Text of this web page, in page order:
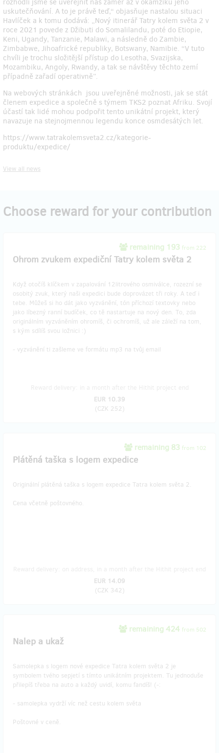
uskutečňování. A to je právě teď,“ objasňuje nastalou situaci
Havlíček a k tomu dodává: „Nový itinerář Tatry kolem světa 2 v
roce 2021 povede z Džibuti do Somalilandu, poté do Etiopie,
Keni, Ugandy, Tanzanie, Malawi, a následně do Zambie,
Zimbabwe, Jihoafrické republiky, Botswany, Namibie. “V tuto
chvíli je trochu složitější přístup do Lesotha, Svazijska,
Mozambiku, Angoly, Rwandy, a tak se návštěvy těchto zemí
případně zařadí operativně”.
Na webových stránkách jsou uveřejněné možnosti, jak se stát
členem expedice a společně s týmem TKS2 poznat Afriku. Svojí
účastí tak lidé mohou podpořit tento unikátní projekt, který
navazuje na stejnojmennou legendu konce osmdesátých let.
https://www.tatrakolemsveta2.cz/kategorie-
produktu/expedice/
View all news
Choose reward for your contribution
remaining 193 from 222
Ohrom zvukem expediční Tatry kolem světa 2
Když otočíš klíčkem v zapalování 12litrového osmiválce, rozezní se
osobitý zvuk, který naši expedici bude doprovázet tři roky. A teď i
tebe. Můžeš si ho dát jako vyzvánění, tón příchozí textovky nebo
jako líbezný ranní budíček, co tě nastartuje na nový den. To, zda
originálním vyzváněním ohromíš, či ochromíš, už ale záleží na tom,
s kým sdílíš svou ložnici :)
- vyzvánění ti zašleme ve formátu mp3 na tvůj email
EUR 10.39
(CZK 252)
remaining 83 from 102
Plátěná taška s logem expedice
Originální plátěná taška s logem expedice Tatra kolem světa 2.
Cena včetně poštovného.
EUR 14.09
(CZK 342)
remaining 424 from 502
Nalep a ukaž
Samolepka s logem nové expedice Tatra kolem světa 2 je
symbolem tvého sepjetí s tímto unikátním projektem. Tu jednoduše
přilepíš třeba na auto a každý uvidí, komu fandíš! (-:
- samolepka vydrží víc než cestu kolem světa
Poštovné v ceně.